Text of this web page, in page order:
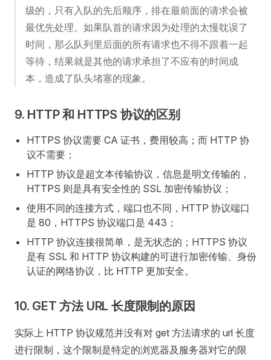
级的，只有入队的先后顺序，排在最前面的请求会被
最优先处理。如果队首的请求因为处理的太慢耽误了
时间，那么队列里后面的所有请求也不得不跟着一起
等待，结果就是其他的请求承担了不应有的时间成
本，造成了队头堵塞的现象。
9. HTTP 和 HTTPS 协议的区别
HTTPS 协议需要 CA 证书，费用较高；而 HTTP 协
议不需要；
HTTP 协议是超文本传输协议，信息是明文传输的，
HTTPS 则是具有安全性的 SSL 加密传输协议；
使用不同的连接方式，端口也不同，HTTP 协议端口
是 80，HTTPS 协议端口是 443；
HTTP 协议连接很简单，是无状态的；HTTPS 协议
是有 SSL 和 HTTP 协议构建的可进行加密传输、身份
认证的网络协议，比 HTTP 更加安全。
10. GET 方法 URL 长度限制的原因
实际上 HTTP 协议规范并没有对 get 方法请求的 url 长度
进行限制，这个限制是特定的浏览器及服务器对它的限